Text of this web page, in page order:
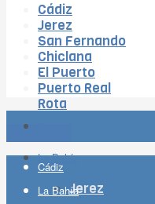
Cádiz
Jerez
San Fernando
Chiclana
El Puerto
Puerto Real
Rota
WhatsApp
La Bahía
Jerez
Cádiz
La Bahía